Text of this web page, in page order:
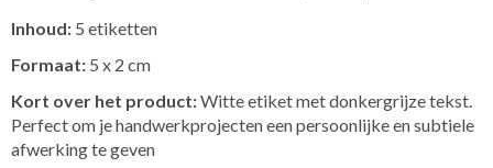
Inhoud: 5 etiketten
Formaat: 5 x 2 cm
Kort over het product:Witte etiket met donkergrijze tekst.
Perfect om je handwerkprojecten een persoonlijke en subtiele
afwerking te geven